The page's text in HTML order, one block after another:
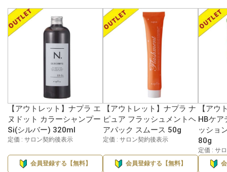
【アウトレット】ナプラ エ
ヌドット カラーシャンプー
Si(シルバー) 320ml
定価 : サロン契約後表示
会員登録する【無料】
【アウトレット】ナプラ ナ
ピュア フラッシュメントヘ
アパック スムース 50g
定価 : サロン契約後表示
会員登録する【無料】
【アウ
HBケア
ッショ
80g
定価 : サ